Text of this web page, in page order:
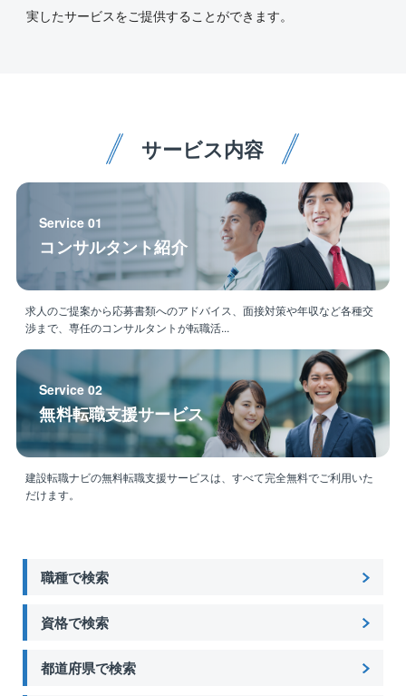
実したサービスをご提供することができます。
サービス内容
Service 01
コンサルタント紹介
求人のご提案から応募書類へのアドバイス、面接対策や年収など各種交
渉まで、専任のコンサルタントが転職活...
Service 02
無料転職支援サービス
建設転職ナビの無料転職支援サービスは、すべて完全無料でご利用いた
だけます。
職種で検索
資格で検索
都道府県で検索